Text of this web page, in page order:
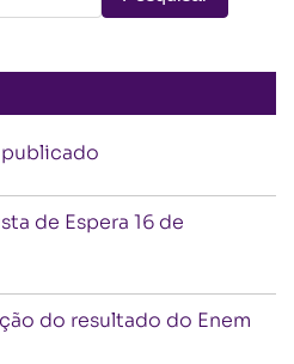
publicado
de Espera 16 de
do resultado do Enem